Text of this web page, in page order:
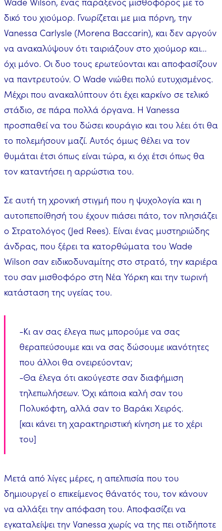
δικό του χιούμορ. Γνωρίζεται με μια πόρνη, την
Vanessa Carlysle (Morena Baccarin), και δεν αργούν
να ανακαλύψουν ότι ταιριάζουν στο χιούμορ και...
όχι μόνο. Οι δυο τους ερωτεύονται και αποφασίζουν
να παντρευτούν. Ο Wade νιώθει πολύ ευτυχισμένος.
Μέχρι που ανακαλύπτουν ότι έχει καρκίνο σε τελικό
στάδιο, σε πάρα πολλά όργανα. Η Vanessa
προσπαθεί να του δώσει κουράγιο και του λέει ότι θα
το πολεμήσουν μαζί. Αυτός όμως θέλει να τον
θυμάται έτσι όπως είναι τώρα, κι όχι έτσι όπως θα
τον καταντήσει η αρρώστια του.
Σε αυτή τη χρονική στιγμή που η ψυχολογία και η
αυτοπεποίθησή του έχουν πιάσει πάτο, τον πλησιάζει
ο Στρατολόγος (Jed Rees). Είναι ένας μυστηριώδης
άνδρας, που ξέρει τα κατορθώματα του Wade
Wilson σαν ειδικοδυναμίτης στο στρατό, την καριέρα
του σαν μισθοφόρο στη Νέα Υόρκη και την τωρινή
κατάσταση της υγείας του.
-Κι αν σας έλεγα πως μπορούμε να σας
θεραπεύσουμε και να σας δώσουμε ικανότητες
που άλλοι θα ονειρεύονταν;
-Θα έλεγα ότι ακούγεστε σαν διαφήμιση
τηλεπωλήσεων. Όχι κάποια καλή σαν του
Πολυκόφτη, αλλά σαν το Βαράκι Χειρός.
[και κάνει τη χαρακτηριστική κίνηση με το χέρι
του]
Μετά από λίγες μέρες, η απελπισία που του
δημιουργεί ο επικείμενος θάνατός του, τον κάνουν
να αλλάξει την απόφαση του. Αποφασίζει να
εγκαταλείψει την Vanessa χωρίς να της πει οτιδήποτε